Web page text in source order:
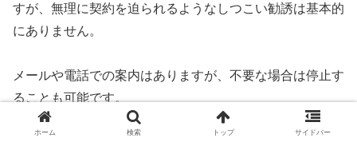
すが、無理に契約を迫られるようなしつこい勧誘は基本的
にありません。
メールや電話での案内はありますが、不要な場合は停止す
ることも可能です。
ホーム 検索 トップ サイドバー